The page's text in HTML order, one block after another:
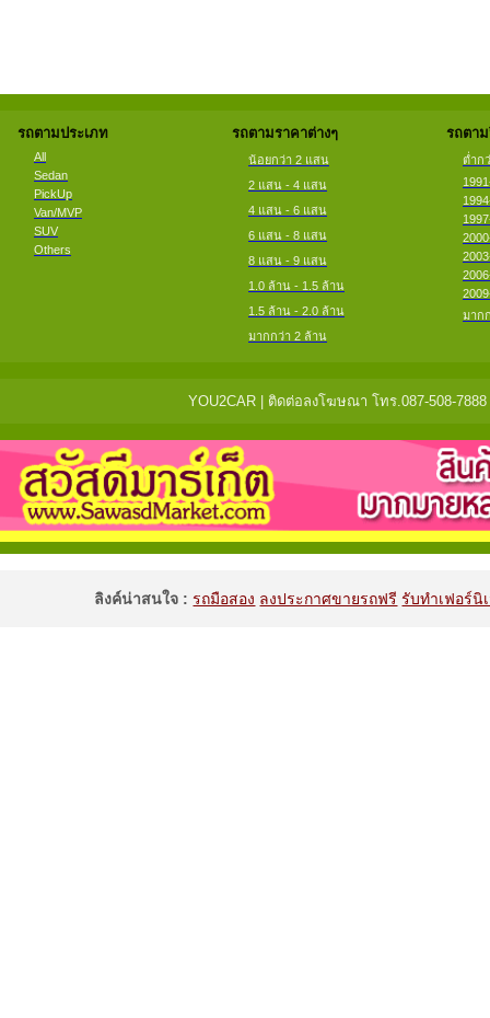
รถตามประเภท
All
Sedan
PickUp
Van/MVP
SUV
Others
รถตามราคาต่างๆ
น้อยกว่า 2 แสน
2 แสน - 4 แสน
4 แสน - 6 แสน
6 แสน - 8 แสน
8 แสน - 9 แสน
1.0 ล้าน - 1.5 ล้าน
1.5 ล้าน - 2.0 ล้าน
มากกว่า 2 ล้าน
รถตา
ต่ำก
มาก
YOU2CAR | ติดต่อลงโฆษณา โทร.087-508-
ลิงค์น่าสนใจ :รถมือสอง ลงประกาศขายรถฟรี รับทำเฟอร์นิ